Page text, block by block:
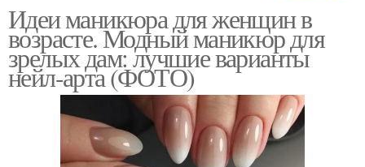
Вечерний маникюр Классический маникюр
Лунный маникюр
Маникюр для 50-летней
женщины
Идеи маникюра для женщин в
возрасте. Модный маникюр для
зрелых дам: лучшие варианты
нейл-арта (ФОТО)